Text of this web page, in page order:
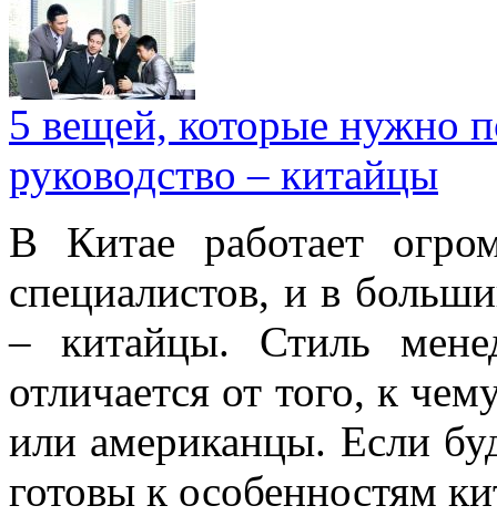
5 вещей, которые нужно
руководство – китайцы
В Китае работает
специалистов, и в
– китайцы. Стиль
отличается от того, к
или американцы. Если
готовы к особенностям